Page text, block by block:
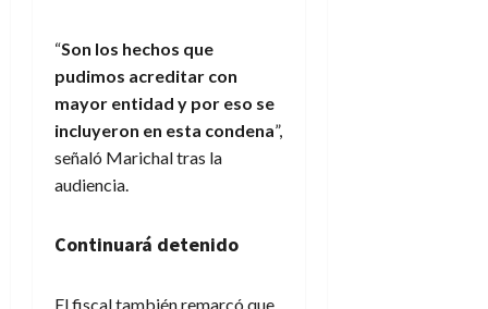
“Son los hechos que
pudimos acreditar con
mayor entidad y por eso se
incluyeron en esta condena”,
señaló Marichal tras la
audiencia.
Continuará detenido
El fiscal también remarcó que